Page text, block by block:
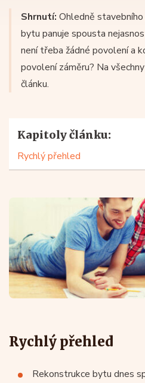
Shrnutí: Ohledně
bytu panuje spousta
není třeba žádné povolení a
povolení záměru? Na
článku.
Kapitoly článku:
Rychlý přehled
Rychlý přehled
Rekonstrukce bytu dnes